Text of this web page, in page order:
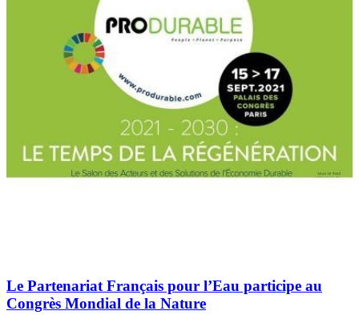
Le Partenariat Français pour l’Eau participe au
Congrès Mondial de la Nature